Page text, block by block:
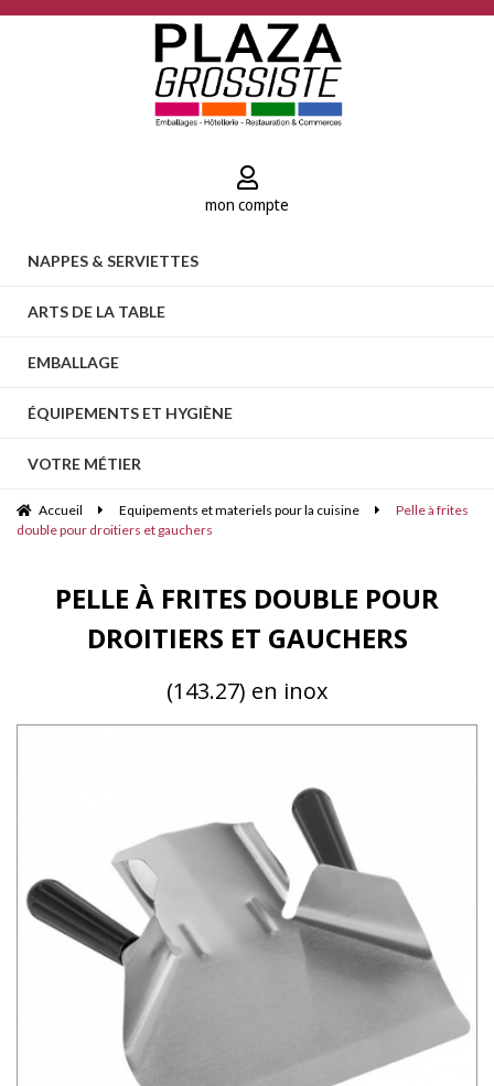
mon compte
NAPPES & SERVIETTES
ARTS DE LA TABLE
EMBALLAGE
ÉQUIPEMENTS ET HYGIÈNE
VOTRE MÉTIER
Accueil Equipements et materiels pour la cuisine
Pelle à frites
double pour droitiers et gauchers
PELLE À FRITES DOUBLE POUR
DROITIERS ET GAUCHERS
(143.27) en inox